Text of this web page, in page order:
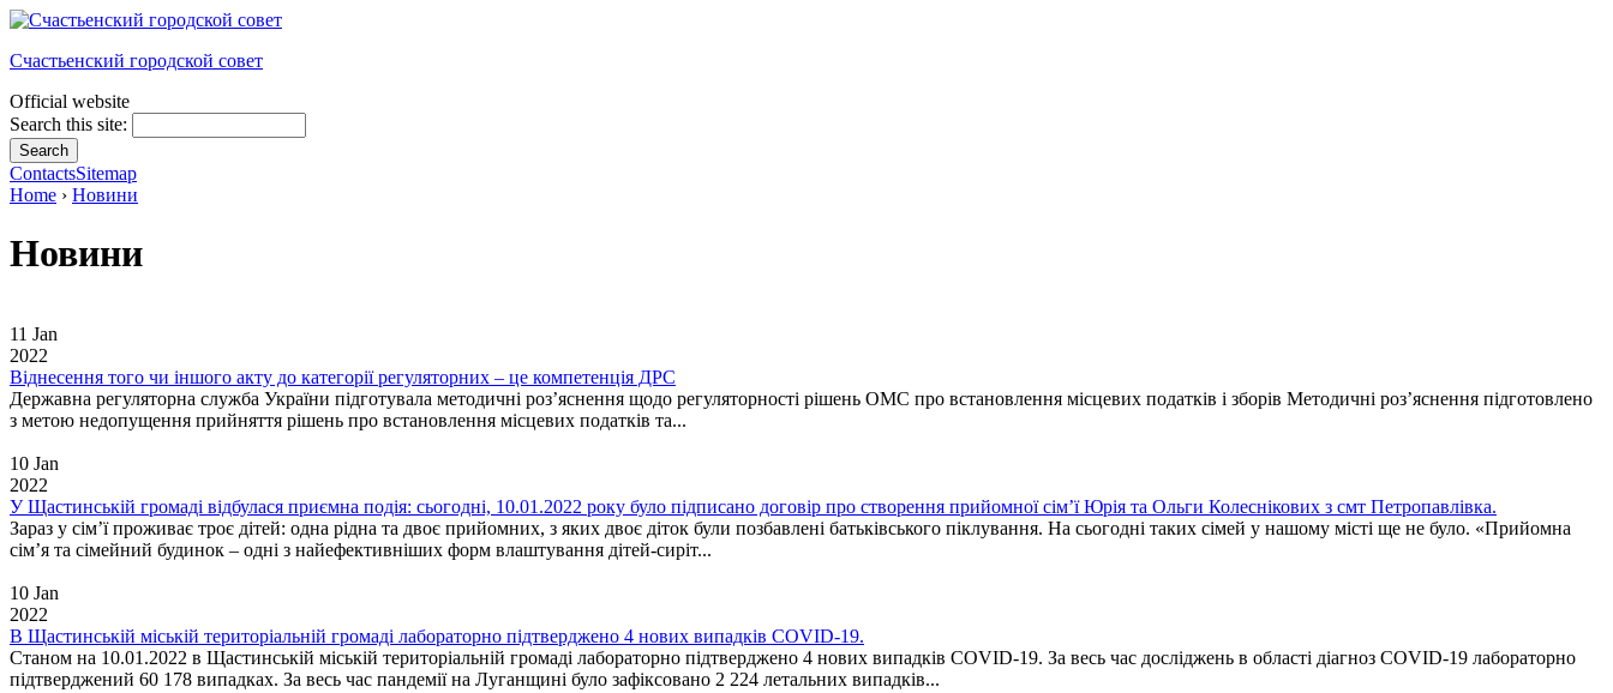
Счастьенский городской совет
Official website
Search this site:
ContactsSitemap
Home › Новини
Новини
11 Jan
2022
Віднесення того чи іншого акту до категорії регуляторних – це компетенція ДРС
Державна регуляторна служба України підготувала методичні роз’яснення щодо регуляторності рішень ОМС про встановлення місцевих податків і зборів Методичні роз’яснення підготовлено
з метою недопущення прийняття рішень про встановлення місцевих податків та...
10 Jan
2022
У Щастинській громаді відбулася приємна подія: сьогодні, 10.01.2022 року було підписано договір про створення прийомної сім’ї Юрія та Ольги Колеснікових з смт Петропавлівка.
Зараз у сім’ї проживає троє дітей: одна рідна та двоє прийомних, з яких двоє діток були позбавлені батьківського піклування. На сьогодні таких сімей у нашому місті ще не було. «Прийомна
сім’я та сімейний будинок – одні з найефективніших форм влаштування дітей-сиріт...
10 Jan
2022
В Щастинській міській територіальній громаді лабораторно підтверджено 4 нових випадків COVID-19.
Станом на 10.01.2022 в Щастинській міській територіальній громаді лабораторно підтверджено 4 нових випадків COVID-19. За весь час досліджень в області діагноз COVID-19 лабораторно
підтверджений 60 178 випадках. За весь час пандемії на Луганщині було зафіксовано 2 224 летальних випадків...